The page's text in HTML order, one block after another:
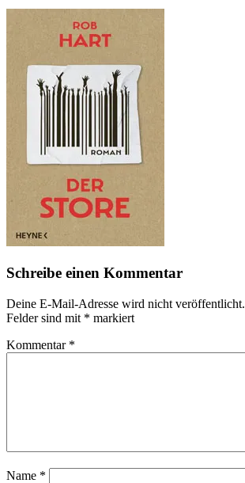
Schreibe einen Kommentar
Deine E-Mail-Adresse wird nicht veröffentlicht.
Felder sind mit * markiert
Kommentar *
Name *